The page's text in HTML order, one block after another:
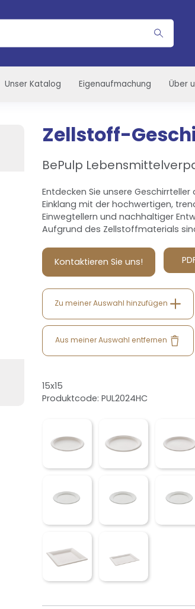
Unser Katalog Eigenaufmachung Über
Zellstoff-
BePulp
Entdecken Sie unsere
Einklang mit der hochwertigen,
Einwegtellern und nachhaltiger
Aufgrund des Zellstoffmaterials
Kontaktieren Sie uns!
Zu meiner Auswahl hinzufügen
Aus meiner Auswahl entfernen
15x15
Produktcode: PUL2024HC